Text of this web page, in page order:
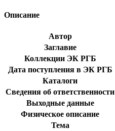
Описание
Автор
Заглавие
Коллекции ЭК РГБ
Дата поступления в ЭК РГБ
Каталоги
Сведения об ответственности
Выходные данные
Физическое описание
Тема